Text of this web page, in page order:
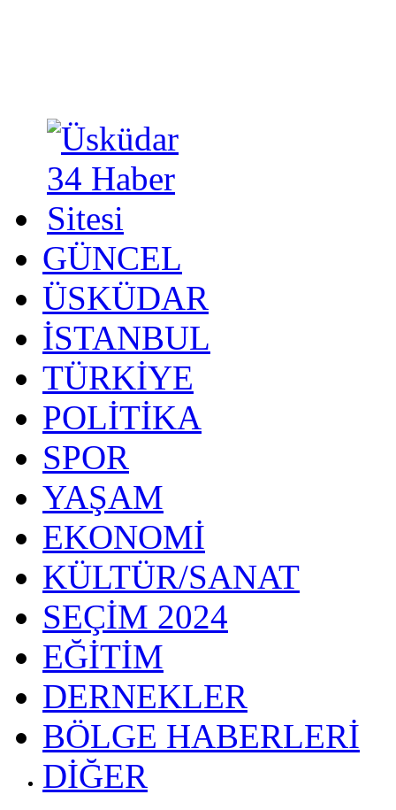
GÜNCEL
ÜSKÜDAR
İSTANBUL
TÜRKİYE
POLİTİKA
SPOR
YAŞAM
EKONOMİ
KÜLTÜR/SANAT
SEÇİM 2024
EĞİTİM
DERNEKLER
BÖLGE HABERLERİ
DİĞER